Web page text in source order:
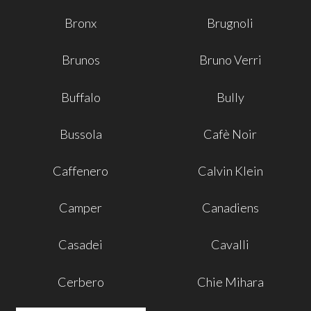
Bronx Brugnoli
Brunos Bruno Verri
Buffalo Bully
Bussola Cafè Noir
Caffenero Calvin Klein
Camper Canadiens
Casadei Cavalli
Cerbero Chie Mihara